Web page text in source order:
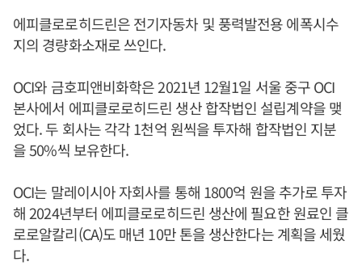
에피클로로히드린은 전기자동차 및 풍력발전용 에폭시수
지의 경량화소재로 쓰인다.
OCI와 금호피앤비화학은 2021년 12월1일 서울 중구 OCI
본사에서 에피클로로히드린 생산 합작법인 설립계약을 맺
었다. 두 회사는 각각 1천억 원씩을 투자해 합작법인 지분
을 50%씩 보유한다.
OCI는 말레이시아 자회사를 통해 1800억 원을 추가로 투자
해 2024년부터 에피클로로히드린 생산에 필요한 원료인 클
로로알칼리(CA)도 매년 10만 톤을 생산한다는 계획을 세웠
다.